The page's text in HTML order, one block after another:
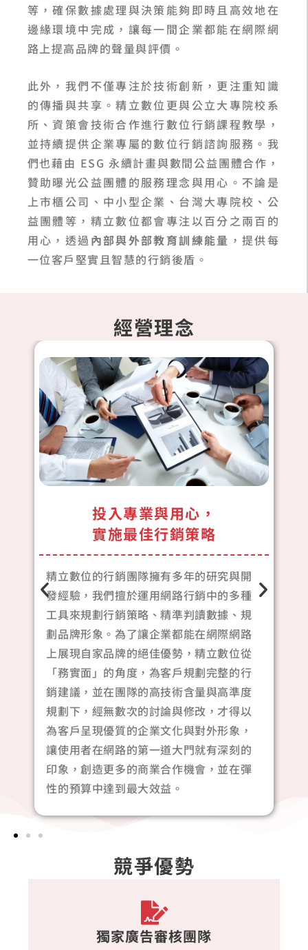
等，確保數據處理與決策能夠即時且高效地在
邊緣環境中完成，讓每一間企業都能在網際網
路上提高品牌的聲量與評價。
此外，我們不僅專注於技術創新，更注重知識
的傳播與共享。精立數位更與公立大專院校系
所、資策會技術合作進行數位行銷課程教學，
並持續提供企業專屬的數位行銷諮詢服務。我
們也藉由 ESG 永續計畫與數間公益團體合作，
贊助曝光公益團體的服務理念與用心。不論是
上市櫃公司、中小型企業、台灣大專院校、公
益團體等，精立數位都會專注以百分之兩百的
用心，透過 內部與外部教育訓練能量 ，提供每
一位客戶堅實且智慧的行銷後盾。
經營理念
投入專業與用心，
實施最佳行銷策略
精立數位的行銷團隊擁有多年的研究與開
發經驗，我們擅於運用網路行銷中的多種
工具來規劃行銷策略、精準判讀數據、規
劃品牌形象。為了讓企業都能在網際網路
上展現自家品牌的絕佳優勢，精立數位從
「務實面」的角度，為客戶規劃完整的行
銷建議，並在團隊的高技術含量與高準度
規劃下，經無數次的討論與修改，才得以
為客戶呈現優質的企業文化與對外形象，
讓使用者在網路的第一道大門就有深刻的
印象，創造更多的商業合作機會，並在彈
性的預算中達到最大效益。
競爭優勢
獨家廣告審核團隊